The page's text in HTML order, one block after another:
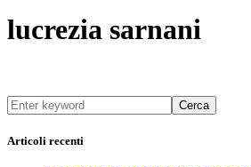
lucrezia sarnani
Cerca
Articoli recenti